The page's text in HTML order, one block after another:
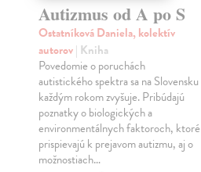
Autizmus od A po S
Ostatníková Daniela, kolektív
autorov| Kniha
Povedomie o poruchách
autistického spektra sa na Slovensku
každým rokom zvyšuje. Pribúdajú
poznatky o biologických a
environmentálnych faktoroch, ktoré
prispievajú k prejavom autizmu, aj o
možnostiach…